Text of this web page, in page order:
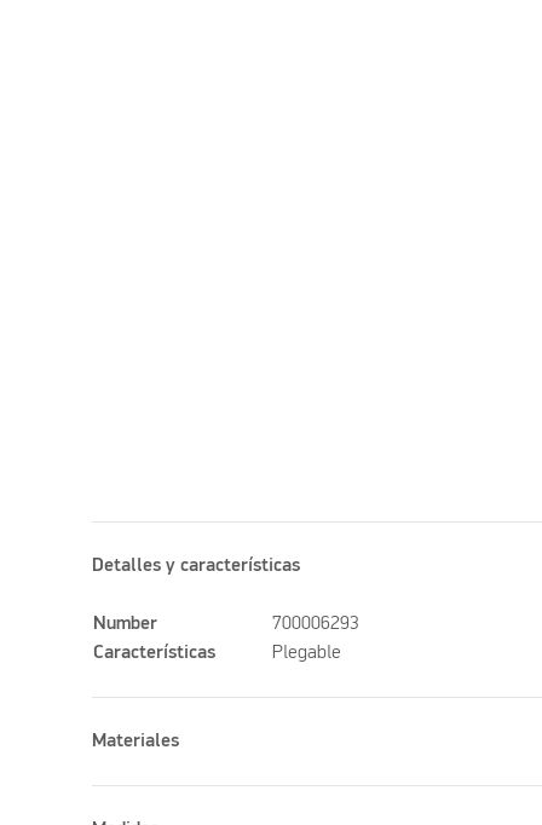
Detalles y características
Number
700006293
Características
Plegable
Materiales